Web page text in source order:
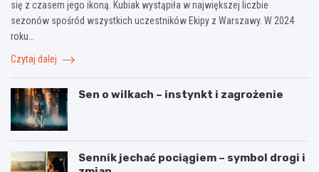
się z czasem jego ikoną. Kubiak wystąpiła w największej liczbie
sezonów spośród wszystkich uczestników Ekipy z Warszawy. W 2024
roku…
Czytaj dalej
Sen o wilkach – instynkt i zagrożenie
Sennik jechać pociągiem – symbol drogi i